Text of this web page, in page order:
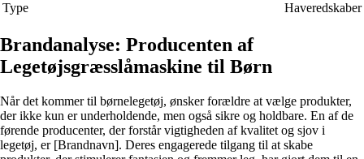
Type
Haveredskaber
Brandanalyse: Producenten af
Legetøjsgræsslåmaskine til Børn
Når det kommer til børnelegetøj, ønsker forældre at vælge produkter,
der ikke kun er underholdende, men også sikre og holdbare. En af de
førende producenter, der forstår vigtigheden af ​​kvalitet og sjov i
legetøj, er [Brandnavn]. Deres engagerede tilgang til at skabe